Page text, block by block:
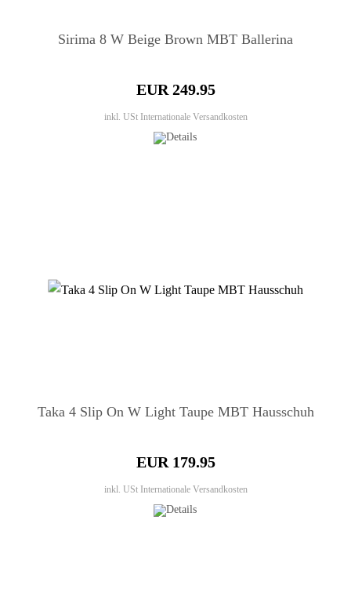
Sirima 8 W Beige Brown MBT Ballerina
EUR 249.95
inkl. USt Internationale Versandkosten
Taka 4 Slip On W Light Taupe MBT Hausschuh
EUR 179.95
inkl. USt Internationale Versandkosten